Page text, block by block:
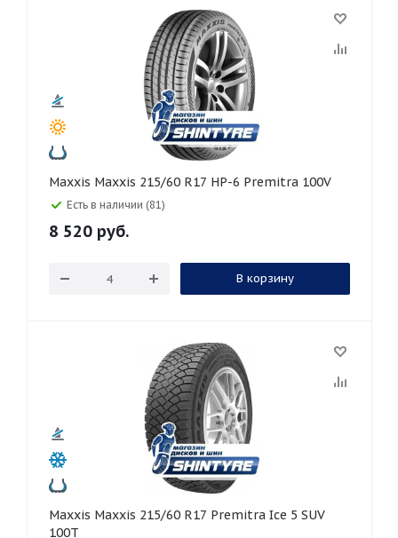
Maxxis Maxxis 215/60 R17 HP-6 Premitra 100V
Есть в наличии (81)
8 520 руб.
В корзину
Maxxis Maxxis 215/60 R17 Premitra Ice 5 SUV
100T